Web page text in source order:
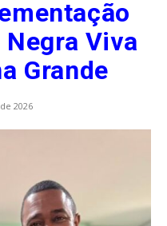
Viva
Grande
2026